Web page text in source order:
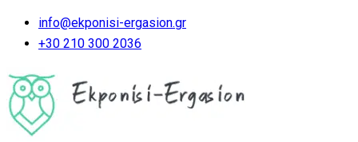
info@ekponisi-ergasion.gr
+30 210 300 2036